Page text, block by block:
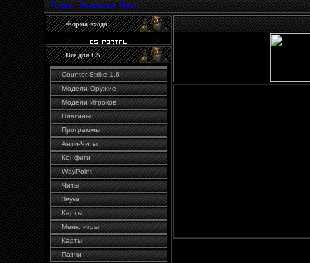
Главная|Регистрация|Вход
Форма входа
Всё для CS
Counter-Strike 1.6
Модели Оружие
Модели Игроков
Плагины
Программы
Анти-Читы
Конфиги
WayPoint
Читы
Звуки
Карты
Меню игры
Карты
Патчи